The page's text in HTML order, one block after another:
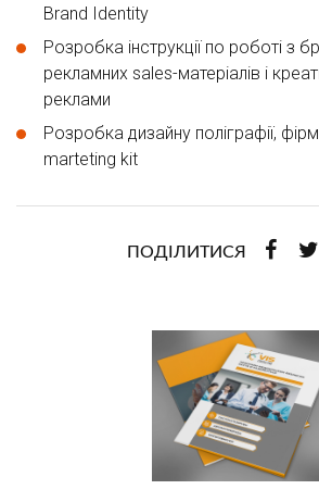
Brand Identity
Розробка інструкції по роботі з
рекламних sales-матеріалів і
реклами
Розробка дизайну поліграфії,
marteting kit
ПОДІЛИТИСЯ